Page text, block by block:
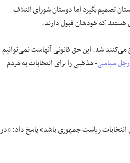
تصمیم بگیرد اما دوستان شورای ائتلاف
شد. این حق قانونی آنهاست نمی‌توانیم
رجل سیاسی- مذهبی را برای انتخابات به مردم
انتخابات ریاست جمهوری باشد» پاسخ داد: «در